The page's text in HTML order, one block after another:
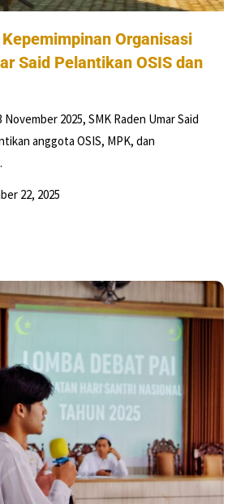
Organisasi
Said Pelantikan OSIS dan
2025, SMK Raden Umar Said
anggota OSIS, MPK, dan
22, 2025